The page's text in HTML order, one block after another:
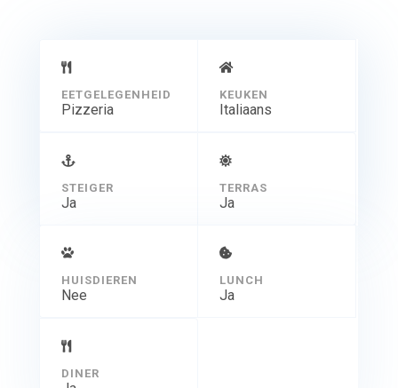
EETGELEGENHEID
Pizzeria
KEUKEN
Italiaans
STEIGER
Ja
TERRAS
Ja
HUISDIEREN
Nee
LUNCH
Ja
DINER